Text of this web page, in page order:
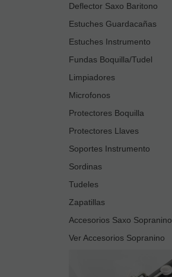
Deflector Saxo Baritono
Estuches Guardacañas
Estuches Instrumento
Fundas Boquilla/Tudel
Limpiadores
Microfonos
Protectores Boquilla
Protectores Llaves
Soportes Instrumento
Sordinas
Tudeles
Zapatillas
Accesorios Saxo Sopranino
Ver Accesorios Sopranino